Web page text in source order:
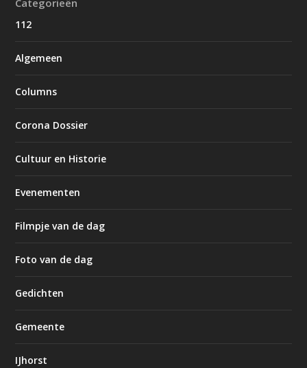
Categorieën
112
Algemeen
Columns
Corona Dossier
Cultuur en Historie
Evenementen
Filmpje van de dag
Foto van de dag
Gedichten
Gemeente
IJhorst